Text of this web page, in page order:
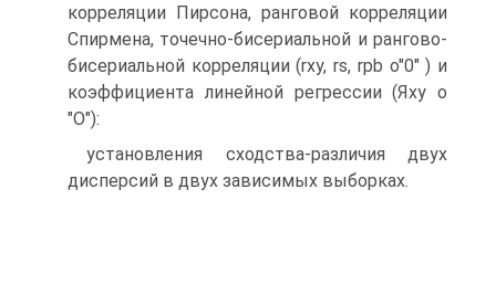
корреляции Пирсона, ранговой корреляции
Спирмена, точечно-бисериальной и рангово-
бисериальной корреляции (rxy, rs, rpb о"0" ) и
коэффициента линейной регрессии (Яху о
"О"):
установления сходства-различия двух
дисперсий в двух зависимых выборках.